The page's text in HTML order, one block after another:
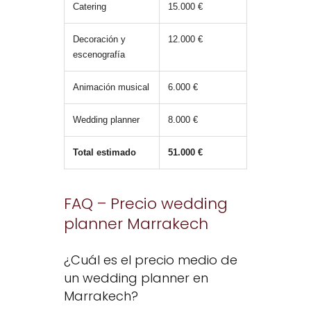
Catering 15.000 €
Decoración y
escenografía
12.000 €
Animación musical 6.000 €
Wedding planner 8.000 €
Total estimado 51.000 €
FAQ – Precio wedding
planner Marrakech
¿Cuál es el precio medio de
un wedding planner en
Marrakech?